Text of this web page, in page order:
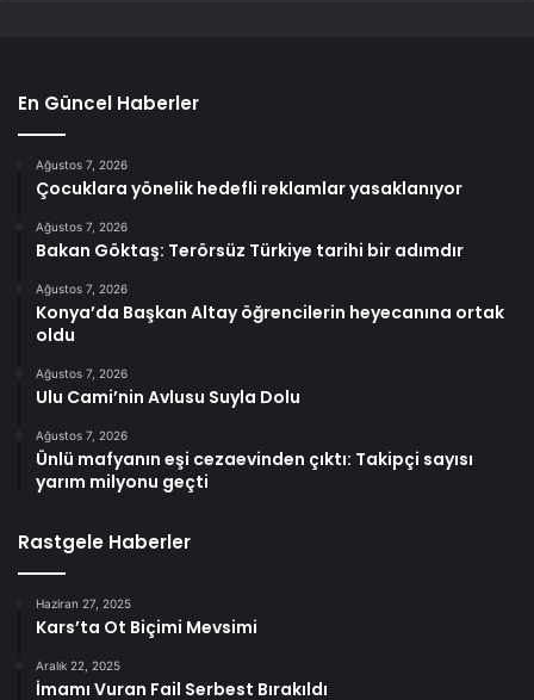
En Güncel Haberler
Ağustos 7, 2026
Çocuklara yönelik hedefli reklamlar yasaklanıyor
Ağustos 7, 2026
Bakan Göktaş: Terörsüz Türkiye tarihi bir adımdır
Ağustos 7, 2026
Konya’da Başkan Altay öğrencilerin heyecanına ortak
oldu
Ağustos 7, 2026
Ulu Cami’nin Avlusu Suyla Dolu
Ağustos 7, 2026
Ünlü mafyanın eşi cezaevinden çıktı: Takipçi sayısı
yarım milyonu geçti
Rastgele Haberler
Haziran 27, 2025
Kars’ta Ot Biçimi Mevsimi
Aralık 22, 2025
İmamı Vuran Fail Serbest Bırakıldı